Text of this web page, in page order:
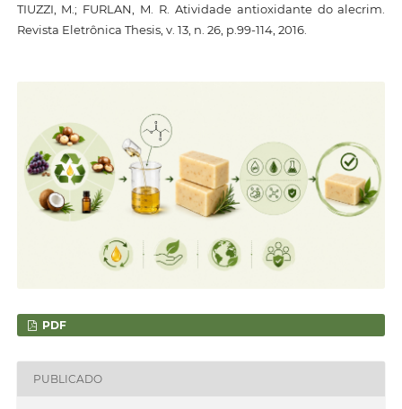
TIUZZI, M.; FURLAN, M. R. Atividade antioxidante do alecrim.
Revista Eletrônica Thesis, v. 13, n. 26, p.99-114, 2016.
PDF
PUBLICADO